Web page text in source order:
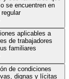
se encuentren en
aplicables a
de trabajadores
familiares
de condiciones
dignas y lícitas